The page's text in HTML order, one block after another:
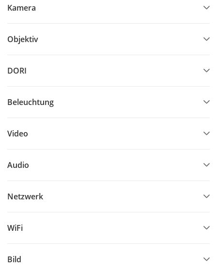
Kamera
Objektiv
DORI
Beleuchtung
Video
Audio
Netzwerk
WiFi
Bild